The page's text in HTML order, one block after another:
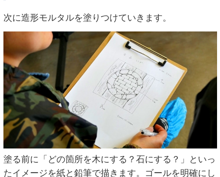
次に造形モルタルを塗りつけていきます。
塗る前に「どの箇所を木にする？石にする？」といっ
たイメージを紙と鉛筆で描きます。ゴールを明確にし